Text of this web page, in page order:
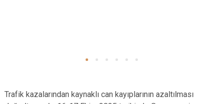
Trafik kazalarından kaynaklı can kayıplarının azaltılması